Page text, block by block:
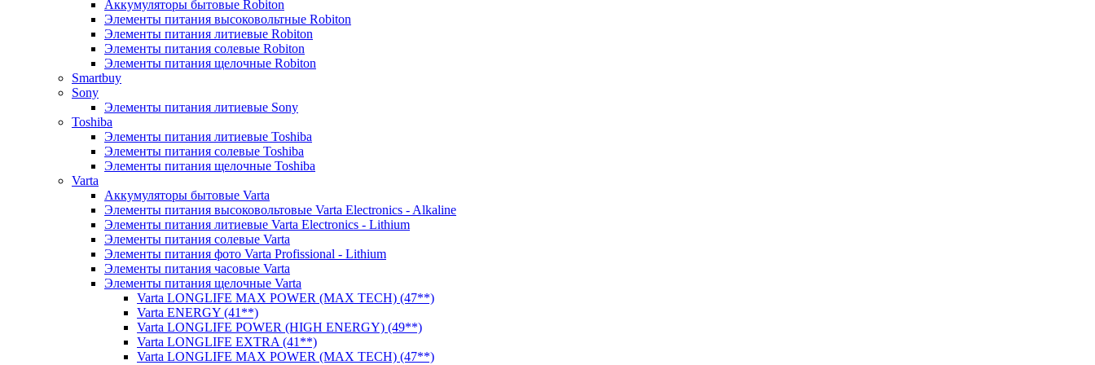
Аккумуляторы бытовые Robiton
Элементы питания высоковольтные Robiton
Элементы питания литиевые Robiton
Элементы питания солевые Robiton
Элементы питания щелочные Robiton
Smartbuy
Sony
Элементы питания литиевые Sony
Toshiba
Элементы питания литиевые Toshiba
Элементы питания солевые Toshiba
Элементы питания щелочные Toshiba
Varta
Аккумуляторы бытовые Varta
Элементы питания высоковольтовые Varta Electronics - Alkaline
Элементы питания литиевые Varta Electronics - Lithium
Элементы питания солевые Varta
Элементы питания фото Varta Profissional - Lithium
Элементы питания часовые Varta
Элементы питания щелочные Varta
Varta LONGLIFE MAX POWER (MAX TECH) (47**)
Varta ENERGY (41**)
Varta LONGLIFE POWER (HIGH ENERGY) (49**)
Varta LONGLIFE EXTRA (41**)
Varta LONGLIFE MAX POWER (MAX TECH) (47**)